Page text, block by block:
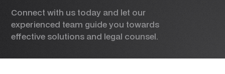
Connect with us today and let our
experienced team guide you towards
effective solutions and legal counsel.